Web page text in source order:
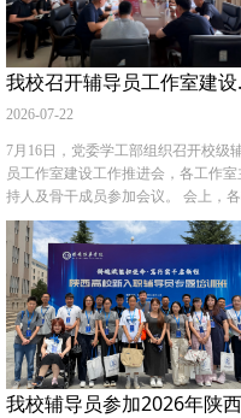
双方一致认为，中非关系发展进入新
段，对中非领域的学术研究、智库服
提出了更高要求，两家单位依托各自
科优势与研究资源开展合作，能够有
献力量。 （供稿：政治与公共管理
撰稿：哈冠群 审核：李小巍）
等学校公安学类专业教学指导委员会
办，中国人民公安大学、贵州警察学
联合承办，以“凝心聚力谋发展 深耕
育铁军——奋力开创公安学类专业教
关负责人、全国公安院校有关负责人
公安实战部门代表、政法高校专家代
共百余人。会议宣读了新一届教育部
等学校公安学类专业教学指导委员会
员名单，重点审议了《教育部公安学
专业教学指导委员会工作制度》《教
部公安学类专业教学指导委员会三年
作规划（2026—2028年）》及年度工
计划，研究部署公安学类专业教学要
与课程思政要点研制、教学质量国家
准修订、校局协同与产教融合育人机
建设等重点工作，研讨新时代公安高
我校
2026-07-22
7月16日，党委学工部组织召开校级
员工作室建设工作推进会，各工作室
持人及骨干成员参加会议。 会上，
导员工作室主持人依次汇报前期建设
况、特色成效及未来规划，明确下一
工作室发展方向与核心任务。与会人
围绕工作室运行机制优化、育人案例
建设、特色育人品牌孵化、跨工作室
同联动等方面展开交流研讨。 蒋国
示，当前各工作室建设存在建设目标
化、资源统筹整合不足、成果导向不
清晰等问题，要求各工作室要锚定专